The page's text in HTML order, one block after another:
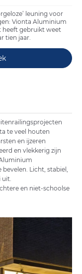
leuning voor
Vionta Aluminium
heeft gebruikt weet
tien jaar.
te veel houten
en ijzeren
en vlekkerig zijn
Licht, stabiel,
uit.
en niet-schoolse